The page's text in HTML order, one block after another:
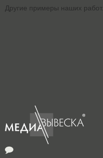
Другие примеры наших работ..